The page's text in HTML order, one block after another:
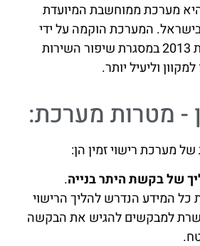
מערכת ממוחשבת המיועדת
בישראל. המערכת הוקמה על ידי
מינהל התכנון בשנת 2013 במסגרת שיפור השירות
וליעיל יותר.
- מטרות מערכת:
מערכת רישוי זמין הן:
של בקשת היתר בנייה.
המידע הנדרש להליך הרישוי
למבקשים להגיש את הבקשה